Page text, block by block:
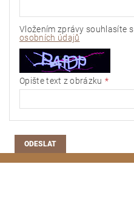
Vložením zprávy souhlasíte s
osobních údajů
Opište text z obrázku